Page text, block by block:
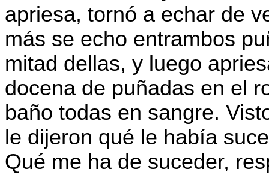
apriesa, tornó a echar de
más se echo entrambos
mitad dellas, y luego
docena de puñadas en el
baño todas en sangre.
le dijeron qué le había
Qué me ha de suceder,